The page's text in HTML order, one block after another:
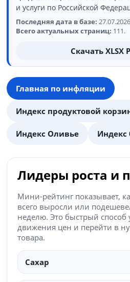
и услуги по Российской
Последняя дата в базе:
Всего актуальных страниц: 111.
Скачать XLSX
Главная по инфляции
Индекс продуктовой
Индекс Оливье Индекс
Лидеры роста и
Мини-рейтинг показывает,
всего выросли или
неделю. Это быстрый способ
движения цен и перейти в
товара.
Сахар